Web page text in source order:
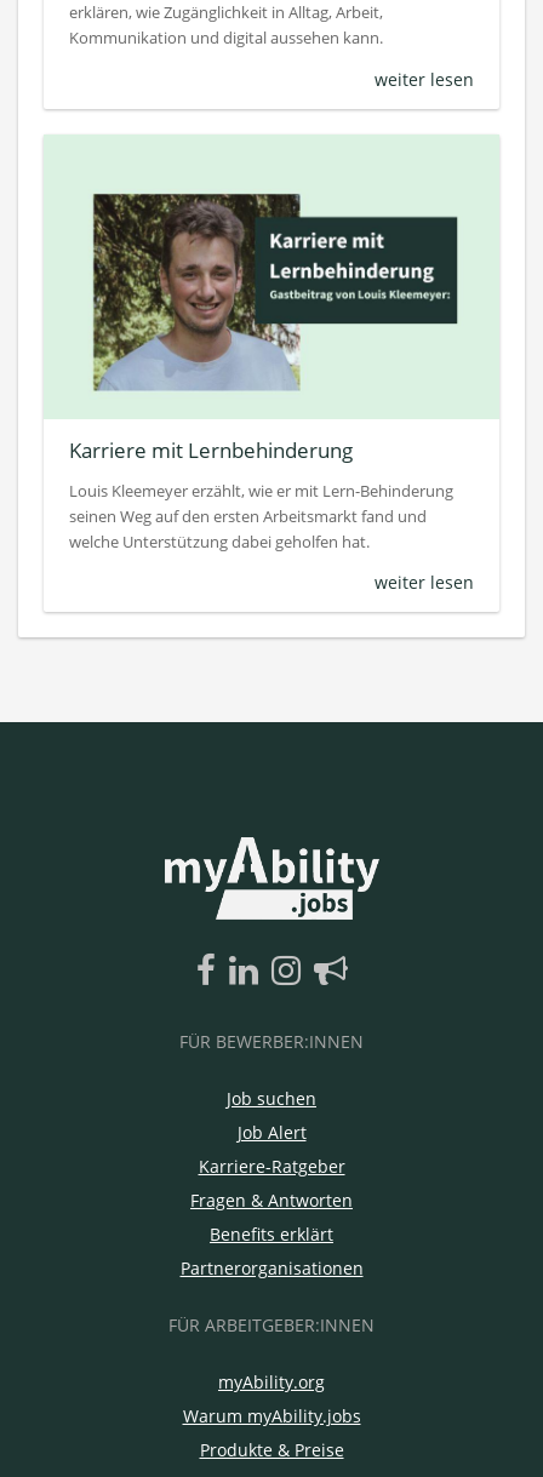
erklären, wie Zugänglichkeit in Alltag, Arbeit,
Kommunikation und digital aussehen kann.
weiter lesen
Karriere mit Lernbehinderung
Louis Kleemeyer erzählt, wie er mit Lern-Behinderung
seinen Weg auf den ersten Arbeitsmarkt fand und
welche Unterstützung dabei geholfen hat.
weiter lesen
FÜR BEWERBER:INNEN
Job suchen
Job Alert
Karriere-Ratgeber
Fragen & Antworten
Benefits erklärt
Partnerorganisationen
FÜR ARBEITGEBER:INNEN
myAbility.org
Warum myAbility.jobs
Produkte & Preise